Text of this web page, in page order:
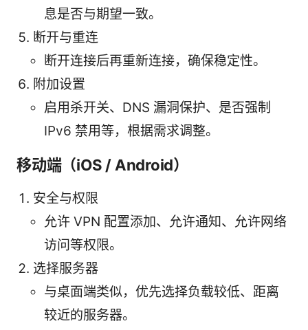
息是否与期望一致。
断开与重连
断开连接后再重新连接，确保稳定性。
附加设置
启用杀开关、DNS 漏洞保护、是否强制
IPv6 禁用等，根据需求调整。
移动端（iOS / Android）
安全与权限
允许 VPN 配置添加、允许通知、允许网络
访问等权限。
选择服务器
与桌面端类似，优先选择负载较低、距离
较近的服务器。